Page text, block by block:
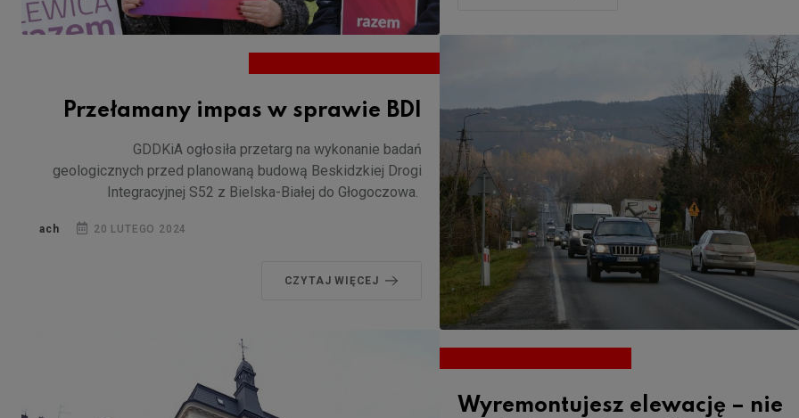
Przełamany impas w sprawie BDI
GDDKiA ogłosiła przetarg na wykonanie badań
geologicznych przed planowaną budową Beskidzkiej Drogi
Integracyjnej S52 z Bielska-Białej do Głogoczowa.
ach 20 LUTEGO 2024
CZYTAJ WIĘCEJ
Wyremontujesz elewację – nie